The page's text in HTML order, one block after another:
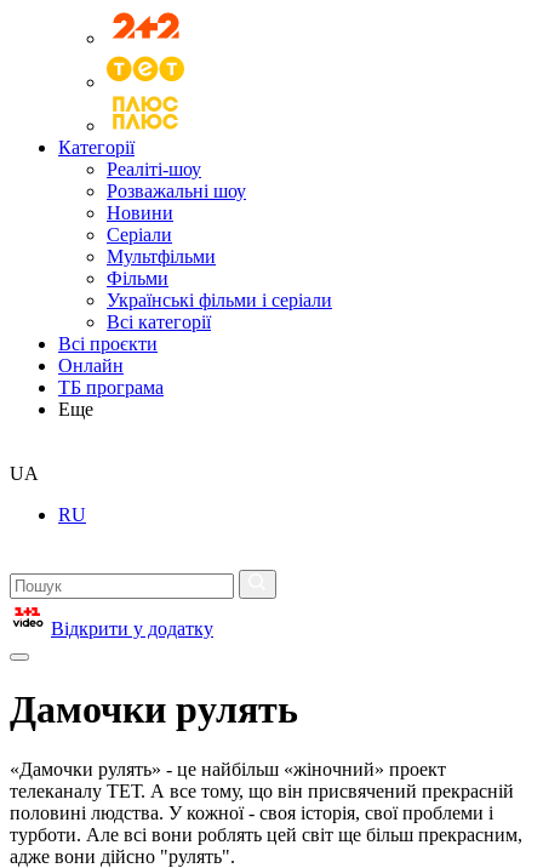
Категорії
Реаліті-шоу
Розважальні шоу
Новини
Серіали
Мультфільми
Фільми
Українські фільми і серіали
Всі категорії
Всі проєкти
Онлайн
ТБ програма
Еще
UA
RU
Відкрити у додатку
Дамочки рулять
«Дамочки рулять» - це найбільш «жіночний» проект
телеканалу ТЕТ. А все тому, що він присвячений прекрасній
половині людства. У кожної - своя історія, свої проблеми і
турботи. Але всі вони роблять цей світ ще більш прекрасним,
адже вони дійсно "рулять".